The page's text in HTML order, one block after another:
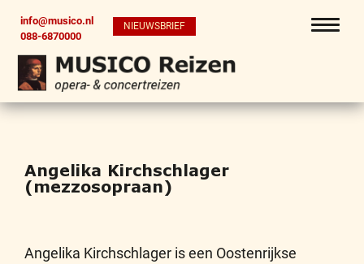
info@musico.nl
088-6870000
NIEUWSBRIEF
Angelika Kirchschlager
(mezzosopraan)
Angelika Kirchschlager is een Oostenrijkse